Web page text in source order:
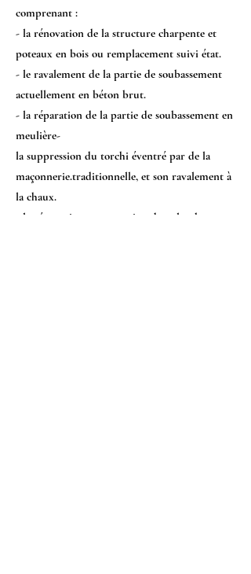
comprenant :
- la rénovation de la structure charpente et
poteaux en bois ou remplacement suivi état.
- le ravalement de la partie de soubassement
actuellement en béton brut.
- la réparation de la partie de soubassement en
meulière-
la suppression du torchi éventré par de la
maçonnerie.traditionnelle, et son ravalement à
la chaux.
la rénovation et protection du colombage en